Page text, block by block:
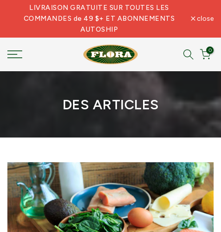
content
LIVRAISON GRATUITE SUR TOUTES LES
COMMANDES de 49 $+ ET ABONNEMENTS
AUTOSHIP
close
0
DES ARTICLES